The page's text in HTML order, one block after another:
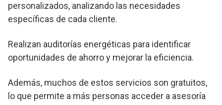
personalizados, analizando las necesidades
específicas de cada cliente.
Realizan auditorías energéticas para identificar
oportunidades de ahorro y mejorar la eficiencia.
Además, muchos de estos servicios son gratuitos,
lo que permite a más personas acceder a asesoría